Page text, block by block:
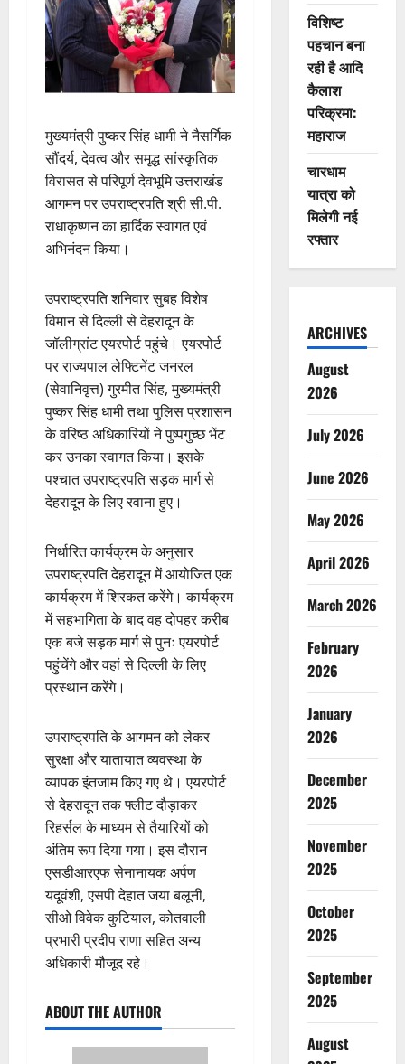
मुख्यमंत्री पुष्कर सिंह धामी ने नैसर्गिक
सौंदर्य, देवत्व और समृद्ध सांस्कृतिक
विरासत से परिपूर्ण देवभूमि उत्तराखंड
आगमन पर उपराष्ट्रपति श्री सी.पी.
राधाकृष्णन का हार्दिक स्वागत एवं
अभिनंदन किया।
उपराष्ट्रपति शनिवार सुबह विशेष
विमान से दिल्ली से देहरादून के
जॉलीग्रांट एयरपोर्ट पहुंचे। एयरपोर्ट
पर राज्यपाल लेफ्टिनेंट जनरल
(सेवानिवृत्त) गुरमीत सिंह, मुख्यमंत्री
पुष्कर सिंह धामी तथा पुलिस प्रशासन
के वरिष्ठ अधिकारियों ने पुष्पगुच्छ भेंट
कर उनका स्वागत किया। इसके
पश्चात उपराष्ट्रपति सड़क मार्ग से
देहरादून के लिए रवाना हुए।
निर्धारित कार्यक्रम के अनुसार
उपराष्ट्रपति देहरादून में आयोजित एक
कार्यक्रम में शिरकत करेंगे। कार्यक्रम
में सहभागिता के बाद वह दोपहर करीब
एक बजे सड़क मार्ग से पुनः एयरपोर्ट
पहुंचेंगे और वहां से दिल्ली के लिए
प्रस्थान करेंगे।
उपराष्ट्रपति के आगमन को लेकर
सुरक्षा और यातायात व्यवस्था के
व्यापक इंतजाम किए गए थे। एयरपोर्ट
से देहरादून तक फ्लीट दौड़ाकर
रिहर्सल के माध्यम से तैयारियों को
अंतिम रूप दिया गया। इस दौरान
एसडीआरएफ सेनानायक अर्पण
यदूवंशी, एसपी देहात जया बलूनी,
सीओ विवेक कुटियाल, कोतवाली
प्रभारी प्रदीप राणा सहित अन्य
अधिकारी मौजूद रहे।
ABOUT THE AUTHOR
विशिष्ट
पहचान बना
रही है आदि
कैलाश
परिक्रमा:
महाराज
चारधाम
यात्रा को
मिलेगी नई
रफ्तार
ARCHIVES
August
2026
July 2026
June 2026
May 2026
April 2026
March 2026
February
2026
January
2026
December
2025
November
2025
October
2025
September
2025
August